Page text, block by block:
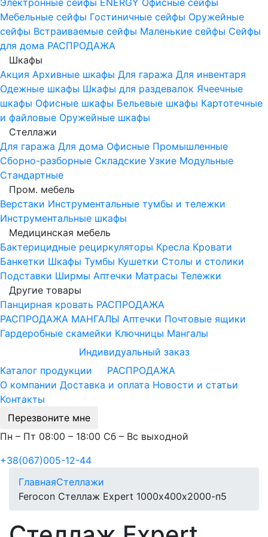
Мебельные сейфы Гостиничные сейфы Оружейные
сейфы Встраиваемые сейфы Маленькие сейфы Сейфы
для дома РАСПРОДАЖА
Шкафы
Акция Архивные шкафы Для гаража Для инвентаря
Одежные шкафы Шкафы для раздевалок Ячеечные
шкафы Офисные шкафы Бельевые шкафы Картотечные
и файловые Оружейные шкафы
Стеллажи
Для гаража Для дома Офисные Промышленные
Сборно-разборные Складские Узкие Модульные
Стандартные
Пром. мебель
Верстаки Инструментальные тумбы и тележки
Инструментальные шкафы
Медицинская мебель
Бактерицидные рециркуляторы Кресла Кровати
Банкетки Шкафы Тумбы Кушетки Столы и столики
Подставки Ширмы Аптечки Матрасы Тележки
Другие товары
Панцирная кровать РАСПРОДАЖА
РАСПРОДАЖА МАНГАЛЫ Аптечки Почтовые ящики
Гардеробные скамейки Ключницы Мангалы
Индивидуальный заказ
Каталог продукции
РАСПРОДАЖА
О компании Доставка и оплата Новости и статьи
Контакты
Перезвоните мне
Пн – Пт 08:00 – 18:00 Сб – Вс выходной
+38(067)005-12-44
ГлавнаяСтеллажи
Ferocon Стеллаж Expert 1000х400х2000-п5